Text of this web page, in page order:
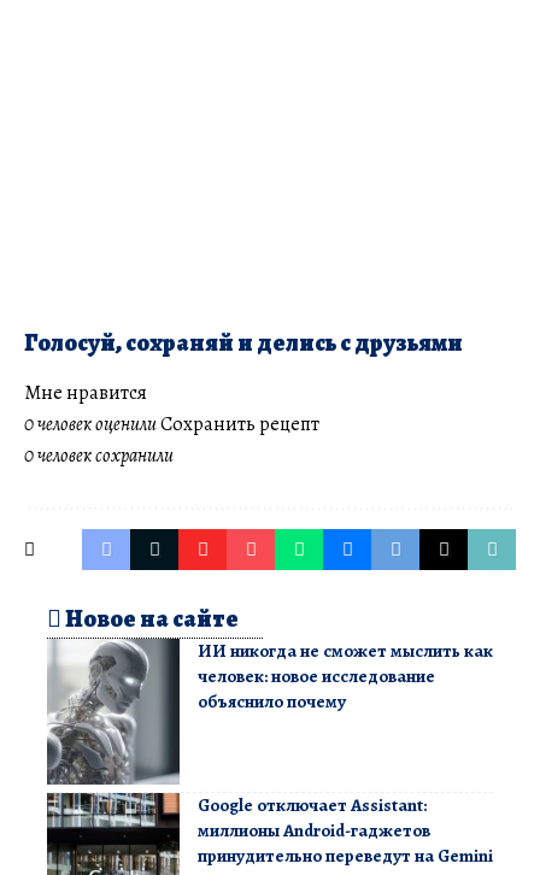
Голосуй, сохраняй и делись с друзьями
Мне нравится
0 человек оценилиСохранить рецепт
0 человек сохранили
Новое на сайте
ИИ никогда не сможет мыслить как
человек: новое исследование
объяснило почему
Google отключает Assistant:
миллионы Android-гаджетов
принудительно переведут на Gemini